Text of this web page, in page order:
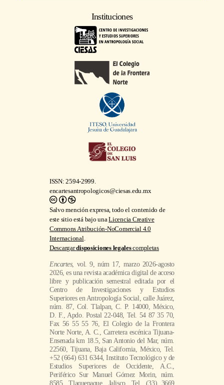
Instituciones
ISSN: 2594-2999.
encartesantropologicos@ciesas.edu.mx
Salvo mención expresa, todo el contenido de
este sitio está bajo unaLicencia Creative
Commons Atribución-NoComercial 4.0
Internacional.
Descargardisposiciones legalescompletas
Encartes, vol. 9, núm 17, marzo 2026-agosto
2026, es una revista académica digital de acceso
libre y publicación semestral editada por el
Centro de Investigaciones y Estudios
Superiores en Antropología Social, calle Juárez,
núm. 87, Col. Tlalpan, C. P. 14000, México,
D. F., Apdo. Postal 22-048, Tel. 54 87 35 70,
Fax 56 55 55 76, El Colegio de la Frontera
Norte Norte, A. C., Carretera escénica Tijuana-
Ensenada km 18.5, San Antonio del Mar, núm.
22560, Tijuana, Baja California, México, Tel.
+52 (664) 631 6344, Instituto Tecnológico y de
Estudios Superiores de Occidente, A.C.,
Periférico Sur Manuel Gómez Morin, núm.
8585, Tlaquepaque, Jalisco, Tel. (33) 3669